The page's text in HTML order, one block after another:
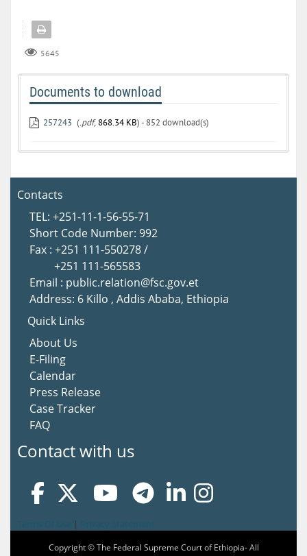
5645
Documents to download
257243 (.pdf, 868.34 KB) - 852 download(s)
Contacts
TEL: +251-11-1-56-55-71
Short Code Number: 992
Fax : +251 111-550278 /
+251 111-565583
Email : public.relation@fsc.gov.et
Address: 6 Killo , Addis Ababa, Ethiopia
Quick Links
About Us
E-Filing
Calendar
Press Release
Case Tracker
FAQ
Contact with us
|
Copyright © The Federal Supreme Court of Ethiopia- All